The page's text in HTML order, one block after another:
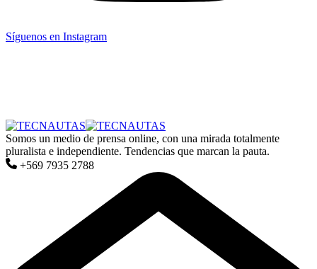
Síguenos en Instagram
Somos un medio de prensa online, con una mirada totalmente
pluralista e independiente. Tendencias que marcan la pauta.
+569 7935 2788